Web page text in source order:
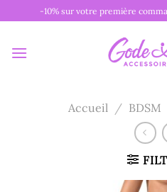
au
-10% sur votre première
Accueil / BDSM